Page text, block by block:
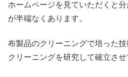
ホームページを見ていただくと
が半端なくあります。
布製品のクリーニングで培った
クリーニングを研究して確立させ